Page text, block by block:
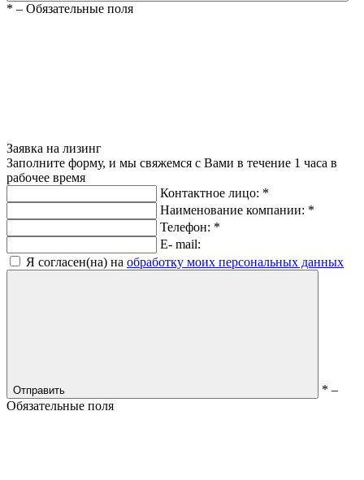
* – Обязательные поля
Заявка на лизинг
Заполните форму, и мы свяжемся с Вами в течение 1 часа в
рабочее время
Контактное лицо: *
Наименование компании: *
Телефон: *
E- mail:
Я согласен(на) на обработку моих персональных данных
Отправить * –
Обязательные поля